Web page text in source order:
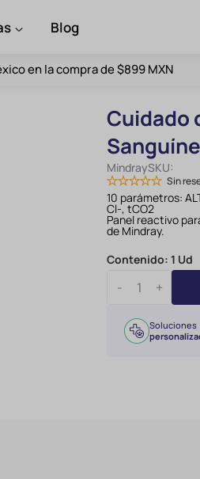
Blog
en la compra de $899 MXN
Cuidado
MindraySKU:
Sin
10 parámetros:
Cl-, tCO2
Panel reactivo
de Mindray.
Contenido:1 Ud
- +
Soluciones